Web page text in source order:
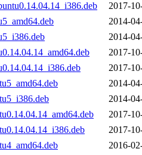
2017-
2014-
2014-
2017-
2017-
2014-
2014-
2017-
2017-
2016-